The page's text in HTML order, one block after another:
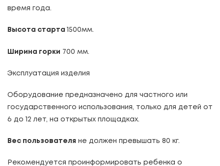
время года.
Высота старта 1500мм.
Ширина горки 700 мм.
Эксплуатация изделия
Оборудование предназначено для частного или
государственного использования, только для детей от
6 до 12 лет, на открытых площадках.
Вес пользователя не должен превышать 80 кг.
Рекомендуется проинформировать ребенка о